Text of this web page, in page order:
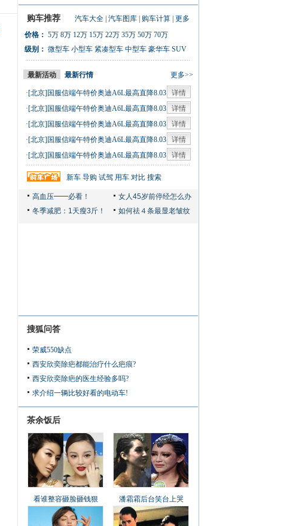
购车推荐 汽车大全 汽车图库 购车计算 更多
价格： 5万 8万 12万 15万 22万 35万 50万 70万
级别： 微型车 小型车 紧凑型车 中型车 豪华车 SUV
最新活动 最新行情 更多>>
详情
·[北京]国服信端午特价奥迪A6L最高直降8.03
万 0人
详情
·[北京]国服信端午特价奥迪A6L最高直降8.03
万 0人
详情
·[北京]国服信端午特价奥迪A6L最高直降8.03
万 0人
详情
·[北京]国服信端午特价奥迪A6L最高直降8.03
万 0人
详情
·[北京]国服信端午特价奥迪A6L最高直降8.03
万 0人
新车 导购 试驾 用车 对比 搜索
搜狐问答
荣威550缺点
西安欣奕除疤都能治疗什么疤痕?
西安欣奕除疤的医生经验多吗?
求介绍一辆比较好看的电动车!
茶余饭后
看谁整容砸脸砸钱狠 潘霜霜后台笑台上哭